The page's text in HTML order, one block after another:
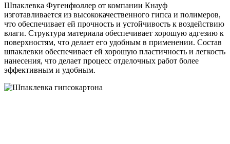
Шпаклевка Фугенфюллер от компании Кнауф
изготавливается из высококачественного гипса и полимеров,
что обеспечивает ей прочность и устойчивость к воздействию
влаги. Структура материала обеспечивает хорошую адгезию к
поверхностям, что делает его удобным в применении. Состав
шпаклевки обеспечивает ей хорошую пластичность и легкость
нанесения, что делает процесс отделочных работ более
эффективным и удобным.